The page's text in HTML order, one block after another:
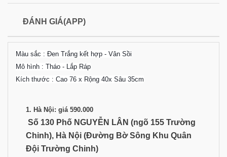
ĐÁNH GIÁ(APP)
Màu sắc : Đen Trắng kết hợp - Vân Sồi
Mô hình : Tháo - Lắp Ráp
Kích thước : Cao 76 x Rộng 40x Sâu 35cm
1. Hà Nội: giá 590.000
Số 130 Phố NGUYỄN LÂN (ngõ 155 Trường
Chinh), Hà Nội (Đường Bờ Sông Khu Quân
Đội Trường Chinh)